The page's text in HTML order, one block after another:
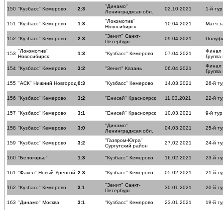
150 "Кузбасс" Кемерово 2:3
"Динамо"
Ленинградксая обл.
02.10.2021 1-й тур
151 "Кузбасс" Кемерово 1:3
"Локомотив"
Новосибирск
10.04.2021 Матч
152 "Кузбасс" Кемерово 2:3
"Зенит" Санкт-
Петербург
09.04.2021
153 "Локомотив"
Новосибирск
1:3 "Кузбасс" Кемерово 07.04.2021
Финал
Группа
154 "Кузбасс" Кемерово 3:2 "Зенит" Казань 06.04.2021
Финал
Группа
155 "АСК" Нижний Новгород 0:3 "Кузбасс" Кемерово 14.03.2021 26-й
156 "Кузбасс" Кемерово 3:2 "Енисей" Красноярск 11.03.2021 22-й
157 "Кузбасс" Кемерово 3:1 "Енисей" Красноярск 10.03.2021 9-й тур
158 "Кузбасс" Кемерово 3:0
"Динамо"
Ленинградксая обл.
04.03.2021 25-й
159 "Кузбасс" Кемерово 3:2
"Газпром-Югра"
Сургутский район
27.02.2021 24-й
160 "Белогорье" 1:3 "Кузбасс" Кемерово 16.02.2021 23-й
161 "Факел" Новый Уренгой 2:3 "Кузбасс" Кемерово 05.02.2021 21-й
162 "Кузбасс" Кемерово 3:1
"Зенит" Санкт-
Петербург
30.01.2021 20-й
163 "Динамо" Москва 3:1 "Кузбасс" Кемерово 23.01.2021 19-й